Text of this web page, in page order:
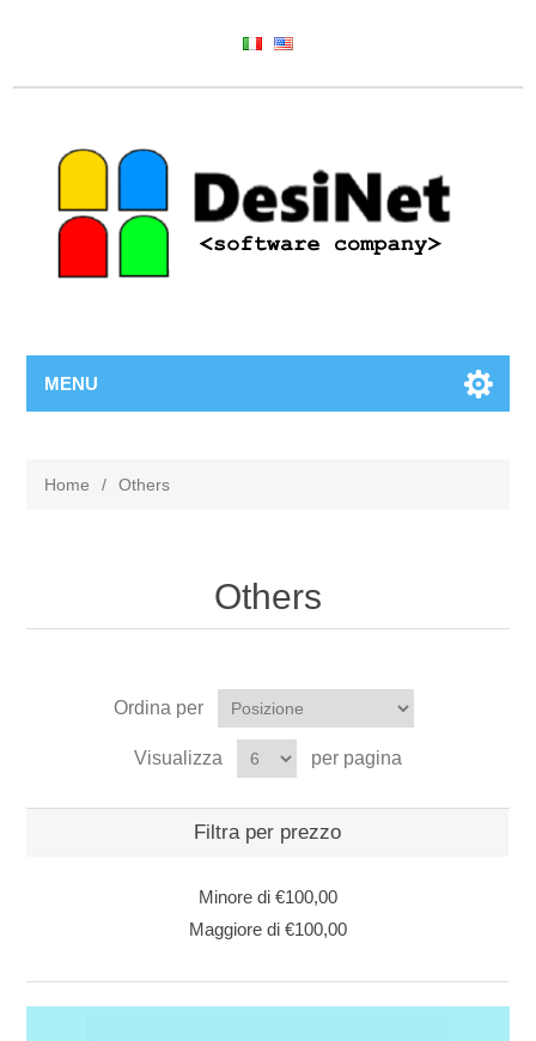
MENU
Home / Others
Others
Ordina per
Visualizza per pagina
Filtra per prezzo
Minore di €100,00
Maggiore di €100,00